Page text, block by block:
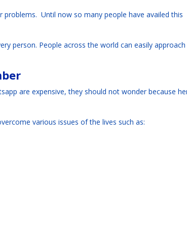
Until now so many people have availed this
person. People across the world can easily
are expensive, they should not wonder because
various issues of the lives such as: